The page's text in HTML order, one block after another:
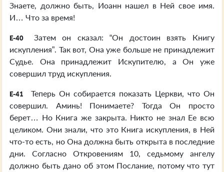
Знаете, должно быть, Иоанн нашел в Ней свое имя.
И… Что за время!
E-40
Затем он сказал: “Он достоин взять Книгу
искупления”. Так вот, Она уже больше не принадлежит
Судье. Она принадлежит Искупителю, а Он уже
совершил труд искупления.
E-41
Теперь Он собирается показать Церкви, что Он
совершил. Аминь! Понимаете? Тогда Он просто
берет… Но Книга же закрыта. Никто не знал Ее всю
целиком. Они знали, что это Книга искупления, в Ней
что-то есть, но Она должна быть открыта в последние
дни. Согласно Откровениям 10, седьмому ангелу
должно быть дано об этом Послание, потому что тут